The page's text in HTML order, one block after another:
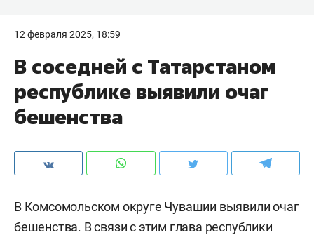
12 февраля 2025, 18:59
В соседней с Татарстаном
республике выявили очаг
бешенства
В Комсомольском округе Чувашии выявили очаг
бешенства. В связи с этим глава республики